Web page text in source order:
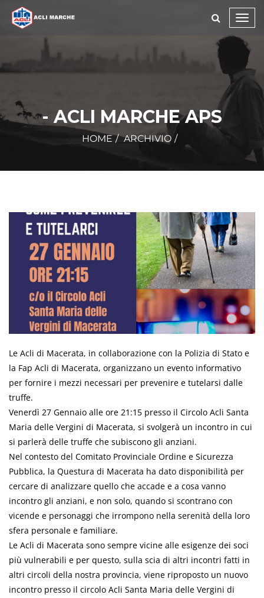
- ACLI MARCHE APS
HOME ARCHIVIO
Le Acli di Macerata, in collaborazione con la Polizia di Stato e
la Fap Acli di Macerata, organizzano un evento informativo
per fornire i mezzi necessari per prevenire e tutelarsi dalle
truffe.
Venerdì 27 Gennaio alle ore 21:15 presso il Circolo Acli Santa
Maria delle Vergini di Macerata, si svolgerà un incontro in cui
si parlerà delle truffe che subiscono gli anziani.
Nel contesto del Comitato Provinciale Ordine e Sicurezza
Pubblica, la Questura di Macerata ha dato disponibilità per
cercare di analizzare quello che accade e a cosa vanno
incontro gli anziani, e non solo, quando si scontrano con
vicende e personaggi che irrompono nella serenità della loro
sfera personale e familiare.
Le Acli di Macerata sono sempre vicine alle esigenze dei soci
più vulnerabili e per questo, sulla scia di altri incontri fatti in
altri circoli della nostra provincia, viene riproposto un nuovo
incontro presso il circolo Acli Santa Maria delle Vergini di